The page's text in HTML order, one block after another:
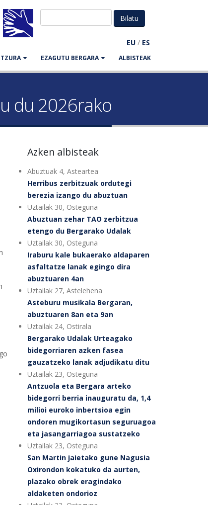
EU / ES
EZAGUTU BERGARA ALBISTEAK
du 2026rako
Azken albisteak
Abuztuak 4, Asteartea
Herribus zerbitzuak ordutegi
berezia izango du abuztuan
Uztailak 30, Osteguna
Abuztuan zehar TAO zerbitzua
etengo du Bergarako Udalak
Uztailak 30, Osteguna
Iraburu kale bukaerako aldaparen
asfaltatze lanak egingo dira
abuztuaren 4an
Uztailak 27, Astelehena
Asteburu musikala Bergaran,
abuztuaren 8an eta 9an
Uztailak 24, Ostirala
Bergarako Udalak Urteagako
bidegorriaren azken fasea
gauzatzeko lanak adjudikatu ditu
Uztailak 23, Osteguna
Antzuola eta Bergara arteko
bidegorri berria inauguratu da, 1,4
milioi euroko inbertsioa egin
ondoren mugikortasun seguruagoa
eta jasangarriagoa sustatzeko
Uztailak 23, Osteguna
San Martin jaietako gune Nagusia
Oxirondon kokatuko da aurten,
plazako obrek eragindako
aldaketen ondorioz